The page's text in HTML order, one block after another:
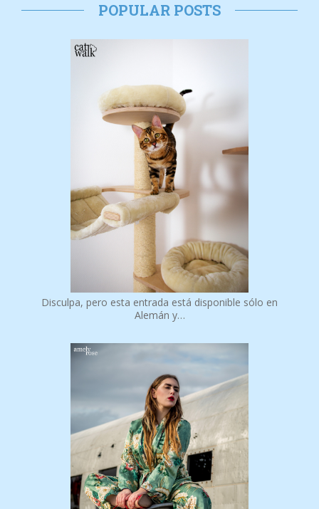
POPULAR POSTS
Disculpa, pero esta entrada está disponible sólo en
Alemán y…